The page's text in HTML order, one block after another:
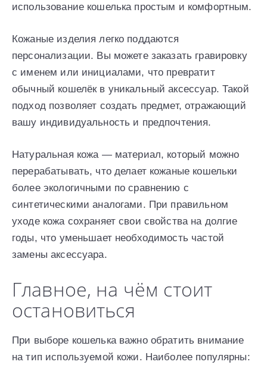
использование кошелька простым и комфортным.
Кожаные изделия легко поддаются
персонализации. Вы можете заказать гравировку
с именем или инициалами, что превратит
обычный кошелёк в уникальный аксессуар. Такой
подход позволяет создать предмет, отражающий
вашу индивидуальность и предпочтения.
Натуральная кожа — материал, который можно
перерабатывать, что делает кожаные кошельки
более экологичными по сравнению с
синтетическими аналогами. При правильном
уходе кожа сохраняет свои свойства на долгие
годы, что уменьшает необходимость частой
замены аксессуара.
Главное, на чём стоит
остановиться
При выборе кошелька важно обратить внимание
на тип используемой кожи. Наиболее популярны: